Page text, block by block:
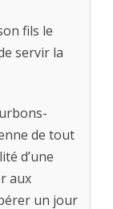
fils le
servir la
de tout
d’une
aux
un jour